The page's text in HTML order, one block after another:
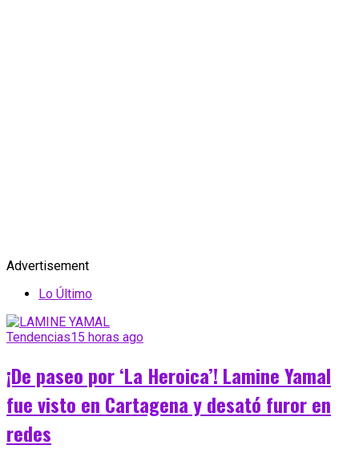
Advertisement
Lo Último
Tendencias15 horas ago
¡De paseo por ‘La Heroica’! Lamine Yamal
fue visto en Cartagena y desató furor en
redes